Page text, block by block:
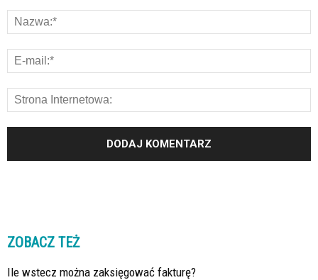
ZOBACZ TEŻ
Ile wstecz można zaksięgować fakturę?